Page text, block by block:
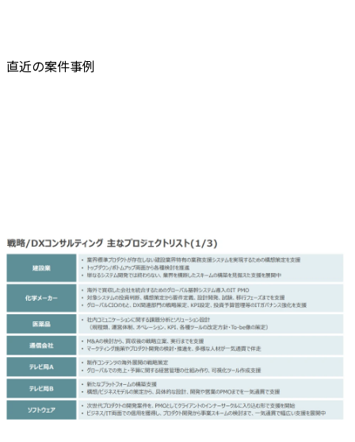
直近の案件事例